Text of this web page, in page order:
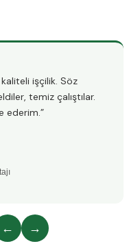
kaliteli işçilik. Söz
temiz çalıştılar.
ederim.”
← →